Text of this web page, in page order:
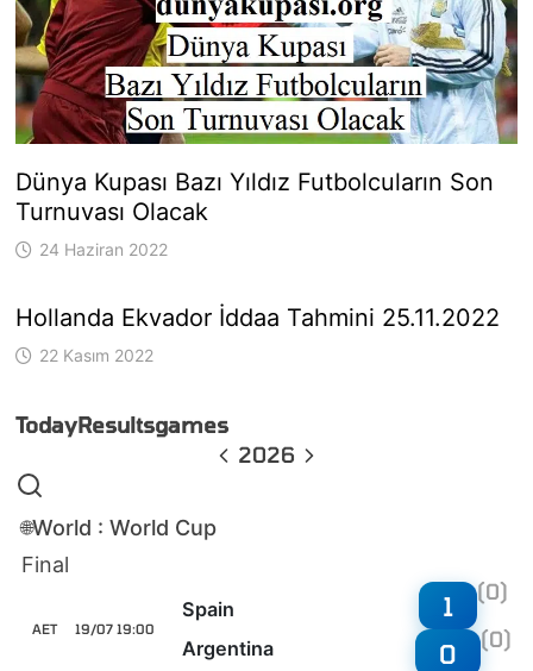
Dünya Kupası Bazı Yıldız Futbolcuların Son
Turnuvası Olacak
24 Haziran 2022
Hollanda Ekvador İddaa Tahmini 25.11.2022
22 Kasım 2022
TodayResultsgames
2026
🌐World : World Cup
Final
19/07 19:00
AET
Spain
Argentina
1 (0)
0 (0)